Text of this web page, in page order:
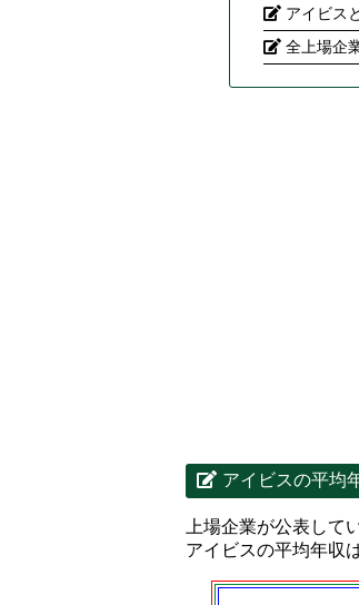
アイビス
全上場企
アイビスの平均
上場企業が公表して
アイビスの平均年収